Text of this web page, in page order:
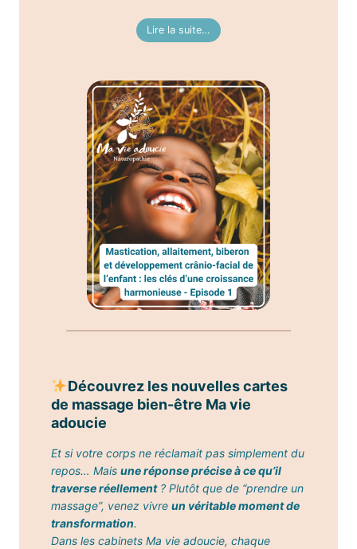
Lire la suite…
Découvrez les nouvelles cartes
de massage bien-être Ma vie
adoucie
Et si votre corps ne réclamait pas simplement du
repos… Mais une réponse précise à ce qu’il
traverse réellement? Plutôt que de “prendre un
massage”, venez vivre un véritable moment de
transformation.
Dans les cabinets Ma vie adoucie, chaque